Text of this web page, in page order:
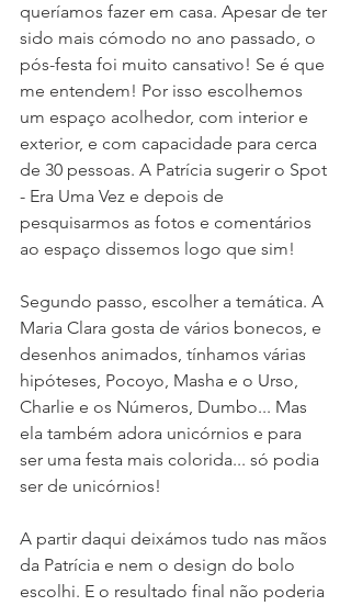
queríamos fazer em casa. Apesar de ter
sido mais cómodo no ano passado, o
pós-festa foi muito cansativo! Se é que
me entendem! Por isso escolhemos
um espaço acolhedor, com interior e
exterior, e com capacidade para cerca
de 30 pessoas. A Patrícia sugerir o Spot
- Era Uma Vez e depois de
pesquisarmos as fotos e comentários
ao espaço dissemos logo que sim!
Segundo passo, escolher a temática. A
Maria Clara gosta de vários bonecos, e
desenhos animados, tínhamos várias
hipóteses, Pocoyo, Masha e o Urso,
Charlie e os Números, Dumbo... Mas
ela também adora unicórnios e para
ser uma festa mais colorida... só podia
ser de unicórnios!
A partir daqui deixámos tudo nas mãos
da Patrícia e nem o design do bolo
escolhi. E o resultado final não poderia